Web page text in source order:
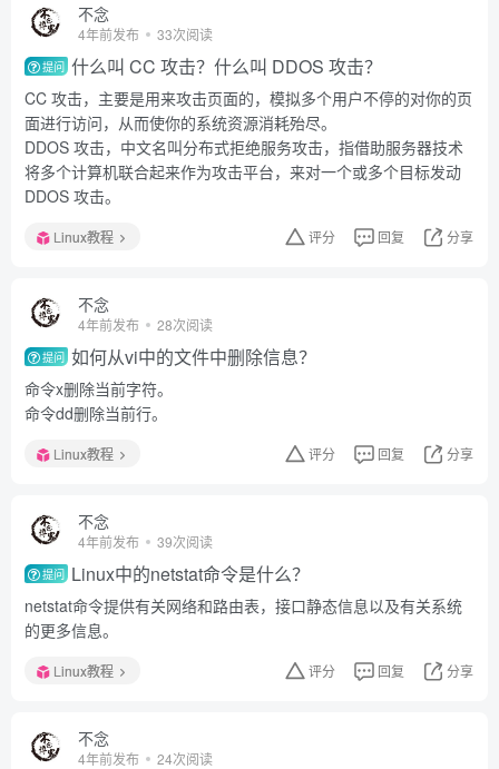
不念
4年前发布 33次阅读
提问 什么叫 CC 攻击？什么叫 DDOS 攻击？
CC 攻击，主要是用来攻击页面的，模拟多个用户不停的对你的页
面进行访问，从而使你的系统资源消耗殆尽。
DDOS 攻击，中文名叫分布式拒绝服务攻击，指借助服务器技术
将多个计算机联合起来作为攻击平台，来对一个或多个目标发动
DDOS 攻击。
Linux教程 评分 回复 分享
不念
4年前发布 28次阅读
提问 如何从vi中的文件中删除信息？
命令x删除当前字符。
命令dd删除当前行。
Linux教程 评分 回复 分享
不念
4年前发布 39次阅读
提问 Linux中的netstat命令是什么？
netstat命令提供有关网络和路由表，接口静态信息以及有关系统
的更多信息。
Linux教程 评分 回复 分享
不念
4年前发布 24次阅读